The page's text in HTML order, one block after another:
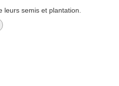
semis et plantation.